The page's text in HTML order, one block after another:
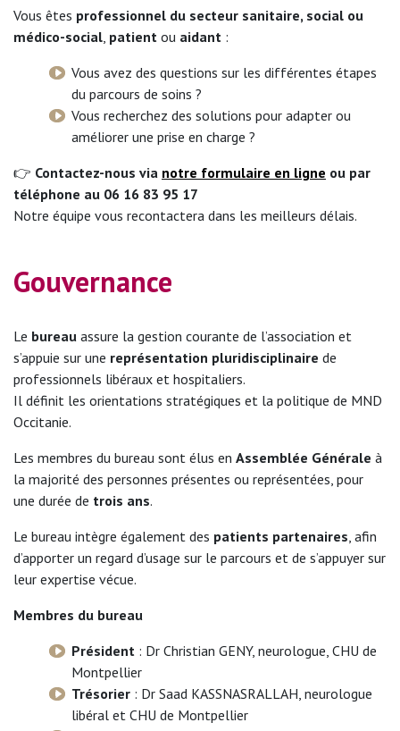
Vous êtes professionnel du secteur sanitaire, social ou
médico-social, patient ou aidant :
Vous avez des questions sur les différentes étapes
du parcours de soins ?
Vous recherchez des solutions pour adapter ou
améliorer une prise en charge ?
👉 Contactez-nous via notre formulaire en ligne ou par
téléphone au 06 16 83 95 17
Notre équipe vous recontactera dans les meilleurs délais.
Gouvernance
Le bureau assure la gestion courante de l’association et
s’appuie sur une représentation pluridisciplinaire de
professionnels libéraux et hospitaliers.
Il définit les orientations stratégiques et la politique de MND
Occitanie.
Les membres du bureau sont élus en Assemblée Générale à
la majorité des personnes présentes ou représentées, pour
une durée de trois ans.
Le bureau intègre également des patients partenaires, afin
d’apporter un regard d’usage sur le parcours et de s’appuyer sur
leur expertise vécue.
Membres du bureau
Président : Dr Christian GENY, neurologue, CHU de
Montpellier
Trésorier : Dr Saad KASSNASRALLAH, neurologue
libéral et CHU de Montpellier